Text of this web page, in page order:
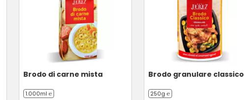
Brodo di carne mista
1.000ml ℮
Brodo granulare classico
250g ℮